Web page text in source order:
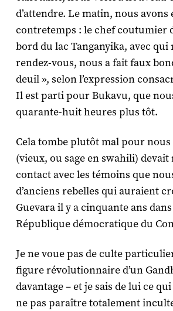
d’attendre. Le matin, nous
contretemps : le chef coutumier
bord du lac Tanganyika, avec qui
rendez-vous, nous a fait faux
deuil », selon l’expression
Il est parti pour Bukavu, que
quarante-huit heures plus tôt.
Cela tombe plutôt mal pour nous
(vieux, ou sage en swahili)
contact avec les témoins que
d’anciens rebelles qui auraient
Guevara il y a cinquante ans dans
République démocratique du
Je ne voue pas de culte
figure révolutionnaire d’un
davantage – et je sais de lui ce
ne pas paraître totalement